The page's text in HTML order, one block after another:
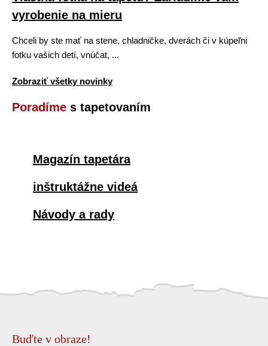
vyrobenie na mieru
Chceli by ste mať na stene, chladničke, dverách či v kúpeľni
fotku vašich detí, vnúčat, ...
Zobraziť všetky novinky
Poradíme s tapetovaním
Magazín tapetára
inštruktážne videá
Návody a rady
Buďte v obraze!